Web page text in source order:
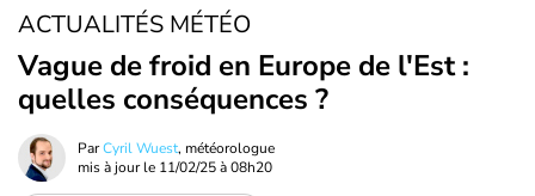
ACTUALITÉS MÉTÉO
Vague de froid en Europe de l'Est :
quelles conséquences ?
ParCyril Wuest, météorologue
mis à jour le 11/02/25 à 08h20